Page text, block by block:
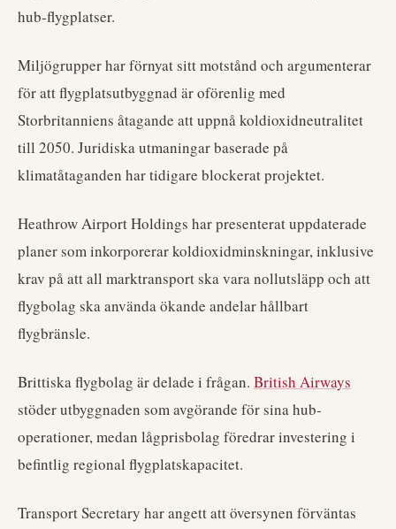
hub-flygplatser.
Miljögrupper har förnyat sitt motstånd och argumenterar
för att flygplatsutbyggnad är oförenlig med
Storbritanniens åtagande att uppnå koldioxidneutralitet
till 2050. Juridiska utmaningar baserade på
klimatåtaganden har tidigare blockerat projektet.
Heathrow Airport Holdings har presenterat uppdaterade
planer som inkorporerar koldioxidminskningar, inklusive
krav på att all marktransport ska vara nollutsläpp och att
flygbolag ska använda ökande andelar hållbart
flygbränsle.
Brittiska flygbolag är delade i frågan. British Airways
stöder utbyggnaden som avgörande för sina hub-
operationer, medan lågprisbolag föredrar investering i
befintlig regional flygplatskapacitet.
Transport Secretary har angett att översynen förväntas